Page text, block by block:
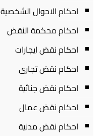
احكام الاحوال الشخصية
احكام محكمة النقض
احكام نقض ايجارات
احكام نقض تجارى
احكام نقض جنائية
احكام نقض عمال
احكام نقض مدنية